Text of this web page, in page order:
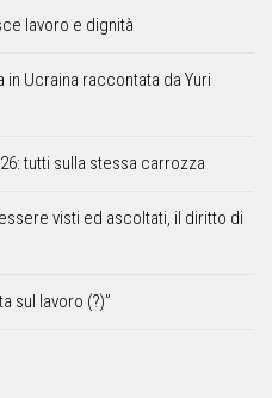
lavoro e dignità
in Ucraina raccontata da Yuri
tutti sulla stessa carrozza
visti ed ascoltati, il diritto di
sul lavoro (?)”